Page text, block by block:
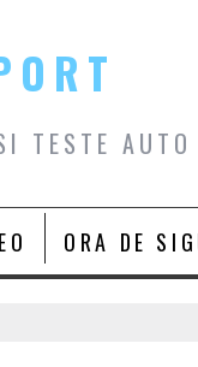
TESTE AUTO
ORA DE